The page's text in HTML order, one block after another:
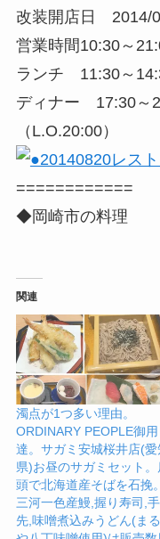
改装開店日 2014/
営業時間10:30～
ランチ 11:30～
ディナー 17:30～
（L.O.20:00）
============
◆岡崎市の料理
関連
濁点が1つ多い理由。
ORDINARY PEOPLE御用
達。サガミ安城桜井店(愛
県)お昼のサガミセット。
頭で北海道産そばを石挽。
三河一色産鰻,握り寿司,
先,味噌煮込みうどん(まる